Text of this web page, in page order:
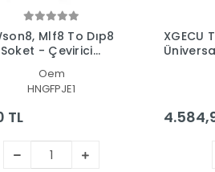
Mlf8 To Dıp8
Soket - Çevirici
Oem
HNGFPJE1
TL
XGECU